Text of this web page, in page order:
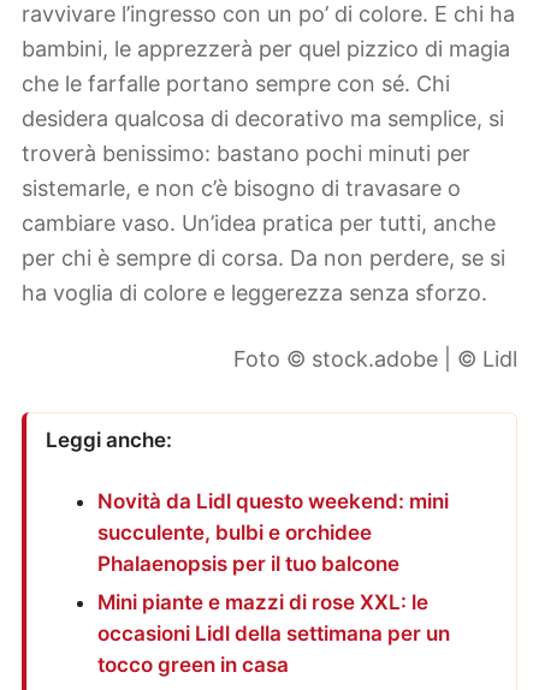
ravvivare l’ingresso con un po’ di colore. E chi ha
bambini, le apprezzerà per quel pizzico di magia
che le farfalle portano sempre con sé. Chi
desidera qualcosa di decorativo ma semplice, si
troverà benissimo: bastano pochi minuti per
sistemarle, e non c’è bisogno di travasare o
cambiare vaso. Un’idea pratica per tutti, anche
per chi è sempre di corsa. Da non perdere, se si
ha voglia di colore e leggerezza senza sforzo.
Foto © stock.adobe | © Lidl
Leggi anche:
Novità da Lidl questo weekend: mini
succulente, bulbi e orchidee
Phalaenopsis per il tuo balcone
Mini piante e mazzi di rose XXL: le
occasioni Lidl della settimana per un
tocco green in casa